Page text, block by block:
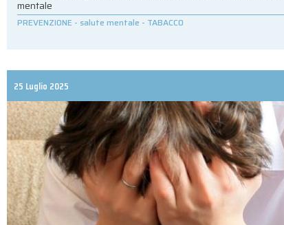
mentale
PREVENZIONE - salute mentale - TABACCO
25 Luglio 2025